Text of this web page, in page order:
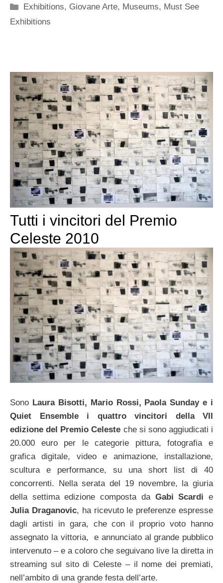
Categorie
Exhibitions, Giovane Arte, Museums, Must See
Exhibitions
Tutti i vincitori del Premio
Celeste 2010
Sono Laura Bisotti, Mario Rossi, Paola Sunday e i
Quiet Ensemble i quattro vincitori della VII
edizione del Premio Celeste che si sono aggiudicati i
20.000 euro per le categorie pittura, fotografia e
grafica digitale, video e animazione, installazione,
scultura e performance, su una short list di 40
concorrenti. Nella serata del 19 novembre, la giuria
della settima edizione composta da Gabi Scardie
Julia Draganovic, ha ricevuto le preferenze espresse
dagli artisti in gara, che con il proprio voto hanno
assegnato la vittoria, e annunciato al grande pubblico
intervenuto – e a coloro che seguivano live la diretta in
streaming sul sito di Celeste – il nome dei premiati,
nell’ambito di una grande festa dell’arte.